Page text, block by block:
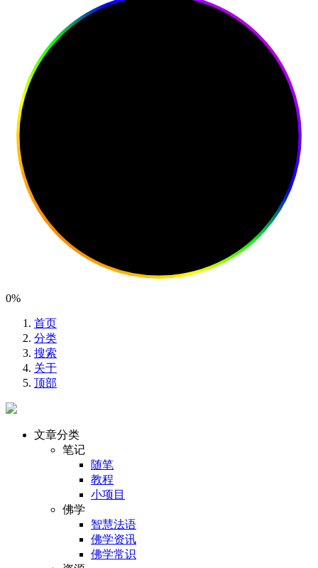
0%
首页
分类
搜索
关于
顶部
文章分类
笔记
随笔
教程
小项目
佛学
智慧法语
佛学资讯
佛学常识